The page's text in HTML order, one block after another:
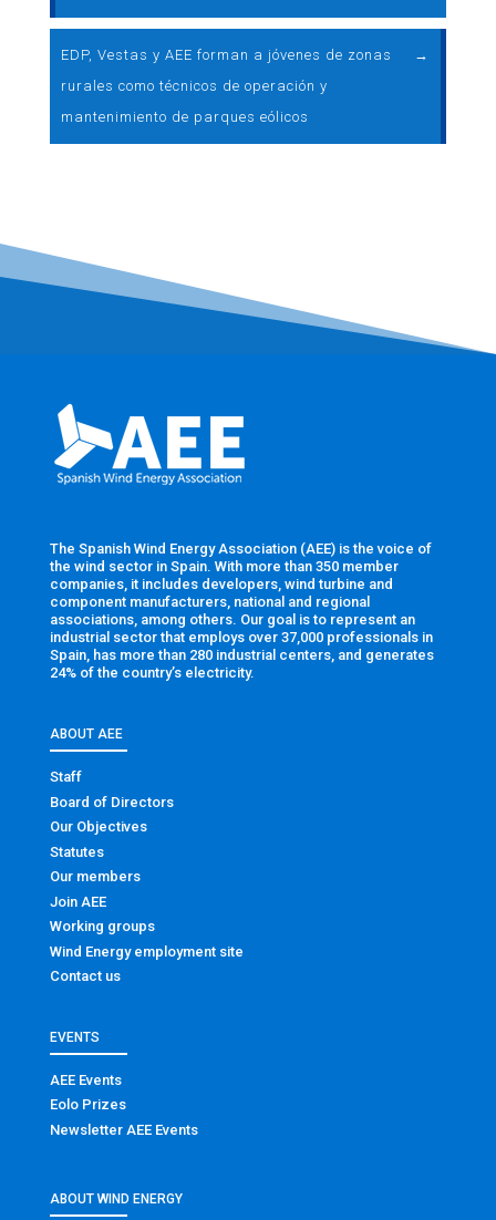
EDP, Vestas y AEE forman a jóvenes de zonas
rurales como técnicos de operación y
mantenimiento de parques eólicos
→
The Spanish Wind Energy Association (AEE) is the voice of
the wind sector in Spain. With more than 350 member
companies, it includes developers, wind turbine and
component manufacturers, national and regional
associations, among others. Our goal is to represent an
industrial sector that employs over 37,000 professionals in
Spain, has more than 280 industrial centers, and generates
24% of the country’s electricity.
ABOUT AEE
Staff
Board of Directors
Our Objectives
Statutes
Our members
Join AEE
Working groups
Wind Energy employment site
Contact us
EVENTS
AEE Events
Eolo Prizes
Newsletter AEE Events
ABOUT WIND ENERGY